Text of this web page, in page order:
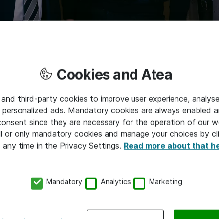
politikk, økonomi og sikkerhet. Utviklingen av chip-
og globale trender. I tillegg er det noen få dominerende
har en plass...
vi om mikrobrikkekappløpet eller krigen om du vil. Og
ny industri.
enheter, fra mobiltelefoner til biler, og spiller en avgjørende
Cookies and Atea
third-party cookies to improve user experience,
personalized ads. Mandatory cookies are always enabled
since they are necessary for the operation of our
or only mandatory cookies and manage your choices by
any time in the Privacy Settings. Read more about that
Mandatory Analytics Marketing